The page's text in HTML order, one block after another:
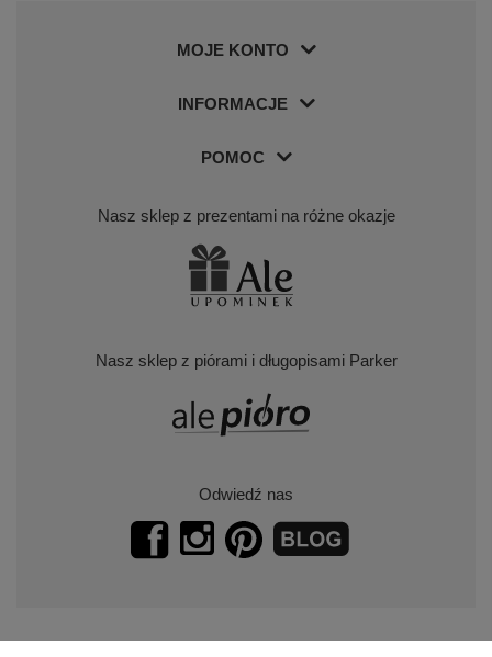
MOJE KONTO
INFORMACJE
POMOC
Nasz sklep z prezentami na różne okazje
Nasz sklep z piórami i długopisami Parker
Odwiedź nas